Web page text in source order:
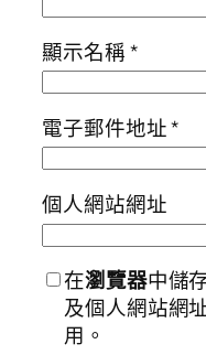
顯示名稱*
電子郵件地址*
個人網站網址
在瀏覽器中儲
及個人網站網
用。